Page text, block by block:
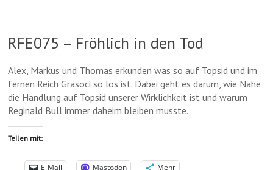
e
a
m
RFE075 – Fröhlich in den Tod
Alex, Markus und Thomas erkunden was so auf Topsid und im
fernen Reich Grasoci so los ist. Dabei geht es darum, wie Nahe
die Handlung auf Topsid unserer Wirklichkeit ist und warum
Reginald Bull immer daheim bleiben musste.
Teilen mit:
E-Mail Mastodon Mehr